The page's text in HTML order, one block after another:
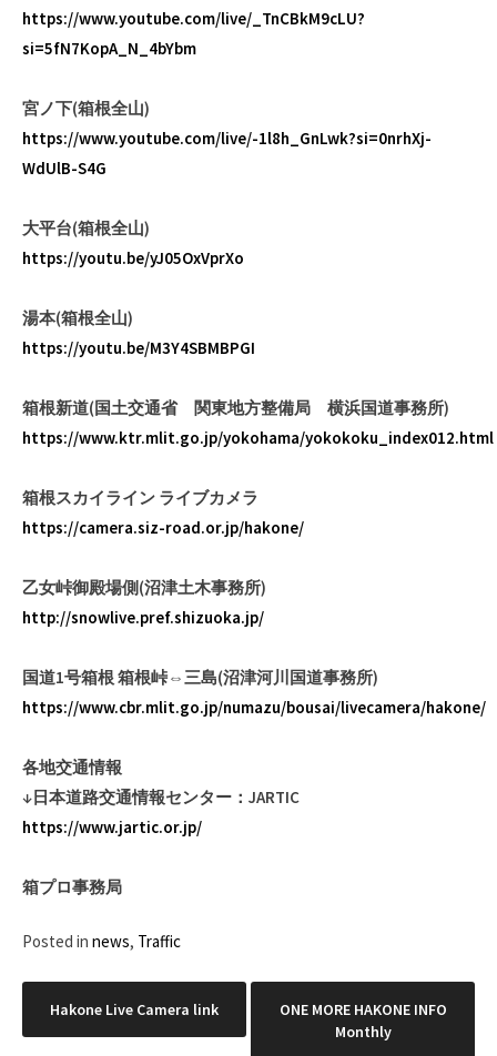
https://www.youtube.com/live/_TnCBkM9cLU?
si=5fN7KopA_N_4bYbm
宮ノ下(箱根全山)
https://www.youtube.com/live/-1l8h_GnLwk?si=0nrhXj-
WdUlB-S4G
大平台(箱根全山)
https://youtu.be/yJ05OxVprXo
湯本(箱根全山)
https://youtu.be/M3Y4SBMBPGI
箱根新道(国土交通省 関東地方整備局 横浜国道事務所)
https://www.ktr.mlit.go.jp/yokohama/yokokoku_index012.html
箱根スカイライン ライブカメラ
https://camera.siz-road.or.jp/hakone/
乙女峠御殿場側(沼津土木事務所)
http://snowlive.pref.shizuoka.jp/
国道1号箱根 箱根峠⇔三島(沼津河川国道事務所)
https://www.cbr.mlit.go.jp/numazu/bousai/livecamera/hakone/
各地交通情報
↓日本道路交通情報センター：JARTIC
https://www.jartic.or.jp/
箱プロ事務局
Posted in news, Traffic
投Hakone Live Camera link
ONE MORE HAKONE INFO
Monthly